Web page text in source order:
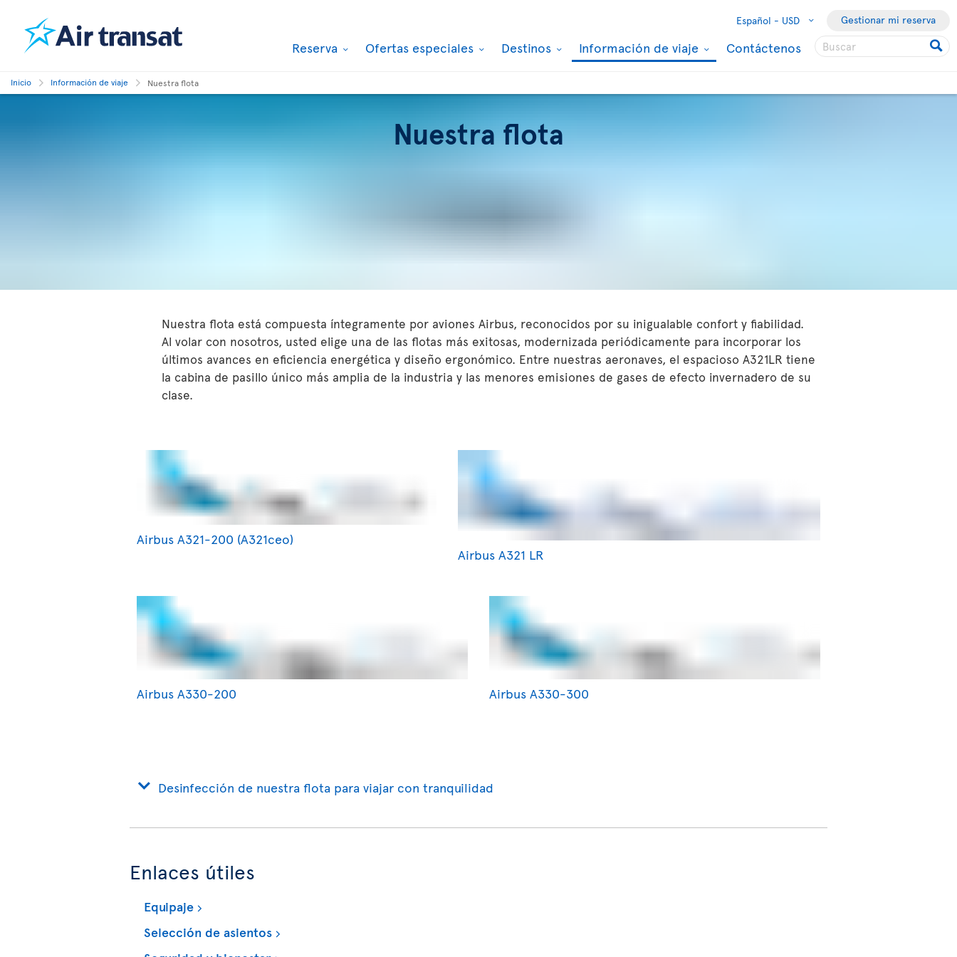
Español - USD Gestionar mi reserva
Reserva Ofertas especiales Destinos Información de viaje Contáctenos
Inicio Información de viaje Nuestra flota
Nuestra flota
Nuestra flota está compuesta íntegramente por aviones Airbus, reconocidos por su inigualable confort y fiabilidad.
Al volar con nosotros, usted elige una de las flotas más exitosas, modernizada periódicamente para incorporar los
últimos avances en eficiencia energética y diseño ergonómico. Entre nuestras aeronaves, el espacioso A321LR tiene
la cabina de pasillo único más amplia de la industria y las menores emisiones de gases de efecto invernadero de su
clase.
Airbus A321-200 (A321ceo)
Airbus A321 LR
Airbus A330-200 Airbus A330-300
Desinfección de nuestra flota para viajar con tranquilidad
Enlaces útiles
Equipaje
Selección de asientos